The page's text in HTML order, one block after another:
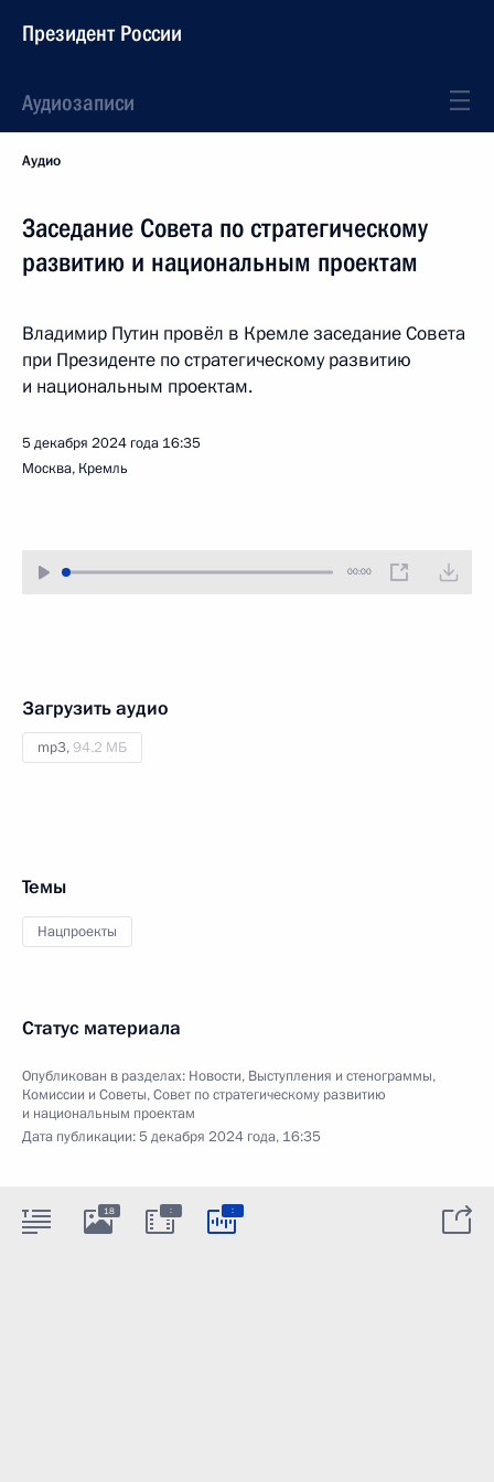
Президент России
Аудиозаписи
Аудио
Заседание Совета по стратегическому
развитию и национальным проектам
Владимир Путин провёл в Кремле заседание Совета
при Президенте по стратегическому развитию
и национальным проектам.
5 декабря 2024 года 16:35
Москва, Кремль
00:00
Загрузить аудио
mp3,94.2 МБ
Темы
Нацпроекты
Статус материала
Опубликован в разделах: Новости, Выступления и стенограммы,
Комиссии и Советы,Совет по стратегическому развитию
и национальным проектам
Дата публикации:5 декабря 2024 года, 16:35
18 : :